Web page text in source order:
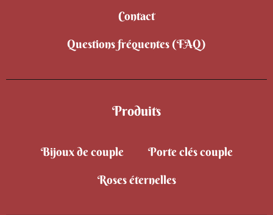
Contact
Questions fréquentes (FAQ)
Produits
Bijoux de couple
Porte clés couple
Roses éternelles